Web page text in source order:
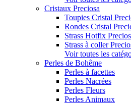
Cristaux Preciosa
Toupies Cristal
Rondes Cristal
Strass Hotfix
Strass à coller
Voir toutes les
Perles de Bohême
Perles à facettes
Perles Nacrées
Perles Fleurs
Perles Animaux